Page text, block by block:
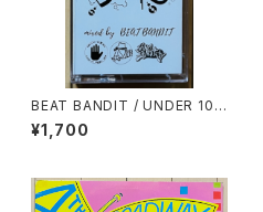
BEAT BANDIT / UNDER 100
0YEN BEATS(60 MINUTES
OF CHEAPNESS)
¥1,700